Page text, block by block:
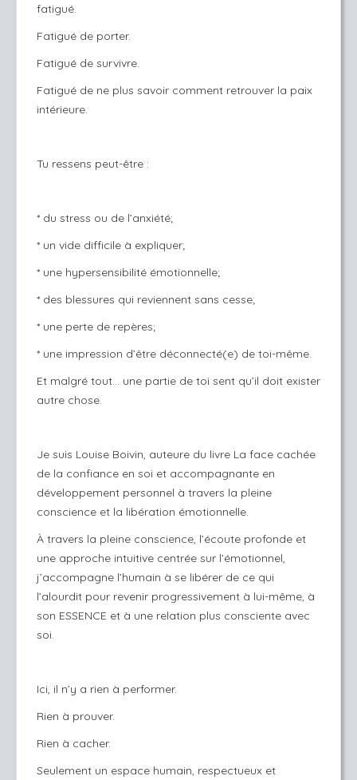
fatigué.
Fatigué de porter.
Fatigué de survivre.
Fatigué de ne plus savoir comment retrouver la paix
intérieure.
Tu ressens peut-être :
* du stress ou de l’anxiété;
* un vide difficile à expliquer;
* une hypersensibilité émotionnelle;
* des blessures qui reviennent sans cesse;
* une perte de repères;
* une impression d’être déconnecté(e) de toi-même.
Et malgré tout… une partie de toi sent qu’il doit exister
autre chose.
Je suis Louise Boivin, auteure du livre La face cachée
de la confiance en soi et accompagnante en
développement personnel à travers la pleine
conscience et la libération émotionnelle.
À travers la pleine conscience, l’écoute profonde et
une approche intuitive centrée sur l’émotionnel,
j’accompagne l’humain à se libérer de ce qui
l’alourdit pour revenir progressivement à lui-même, à
son ESSENCE et à une relation plus consciente avec
soi.
Ici, il n’y a rien à performer.
Rien à prouver.
Rien à cacher.
Seulement un espace humain, respectueux et